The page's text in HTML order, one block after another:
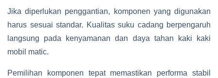
Jika diperlukan penggantian, komponen yang digunakan
harus sesuai standar. Kualitas suku cadang berpengaruh
langsung pada kenyamanan dan daya tahan kaki kaki
mobil matic.
Pemilihan komponen tepat memastikan performa stabil